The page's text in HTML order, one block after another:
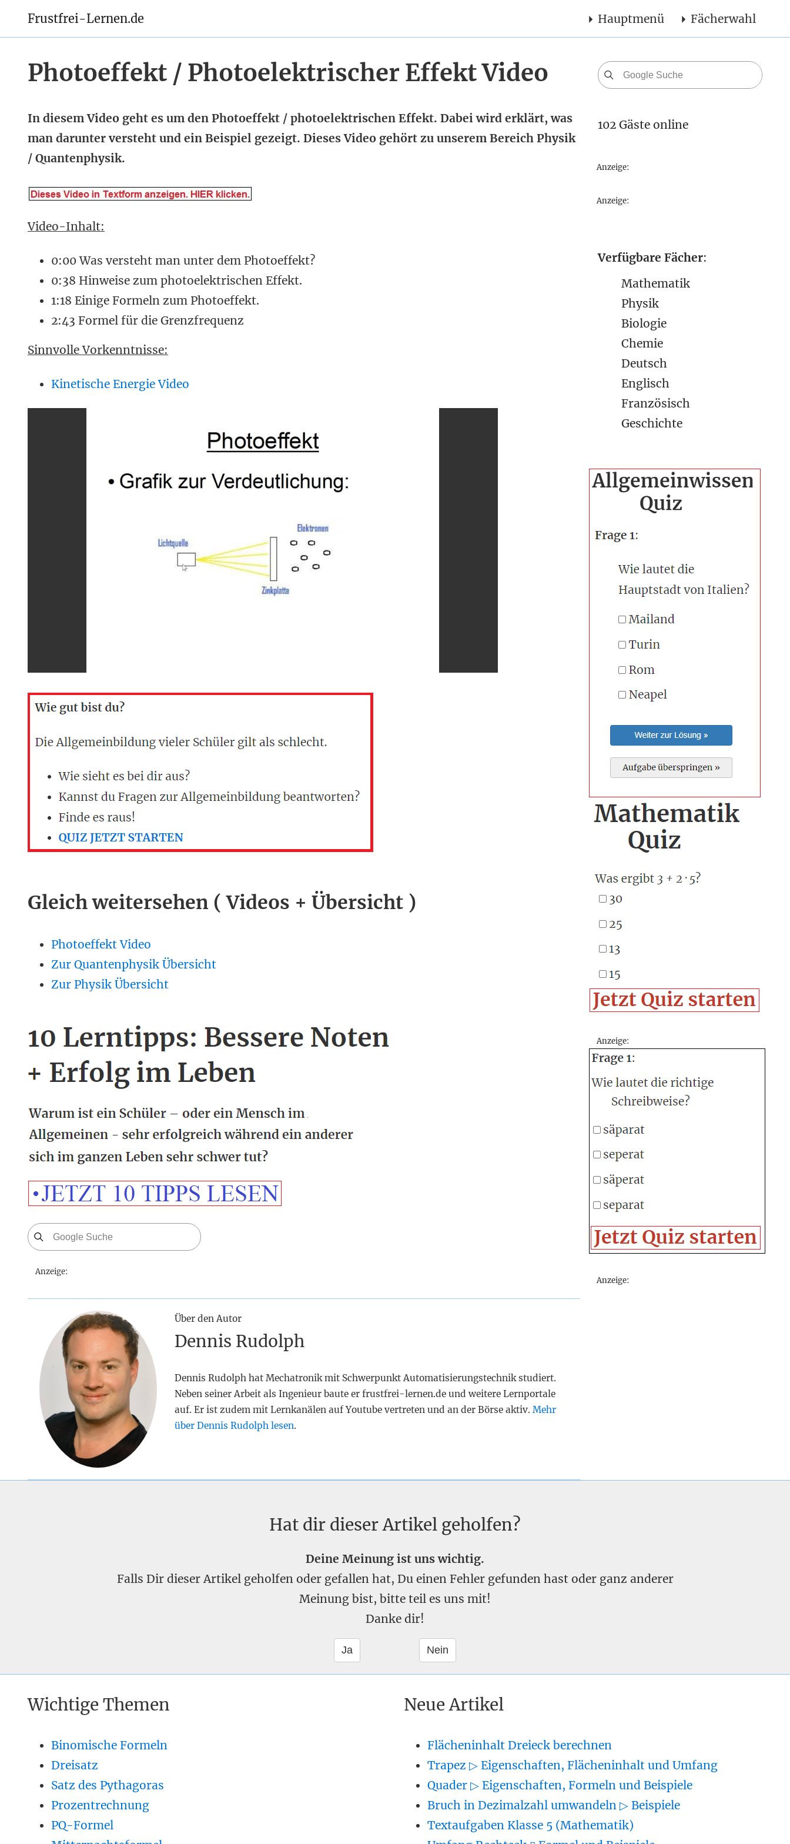
Frustfrei-Lernen.de Hauptmenü Fächerwahl
Photoeffekt / Photoelektrischer Effekt Video
In diesem Video geht es um den Photoeffekt / photoelektrischen Effekt. Dabei wird erklärt, was
man darunter versteht und ein Beispiel gezeigt. Dieses Video gehört zu unserem Bereich Physik
/ Quantenphysik.
Video-Inhalt:
0:00 Was versteht man unter dem Photoeffekt?
0:38 Hinweise zum photoelektrischen Effekt.
1:18 Einige Formeln zum Photoeffekt.
2:43 Formel für die Grenzfrequenz
Sinnvolle Vorkenntnisse:
Kinetische Energie Video
Gleich weitersehen ( Videos + Übersicht )
Photoeffekt Video
Zur Quantenphysik Übersicht
Zur Physik Übersicht
Anzeige:
Über den Autor
Dennis Rudolph
Dennis Rudolph hat Mechatronik mit Schwerpunkt Automatisierungstechnik studiert.
Neben seiner Arbeit als Ingenieur baute er frustfrei-lernen.de und weitere Lernportale
auf. Er ist zudem mit Lernkanälen auf Youtube vertreten und an der Börse aktiv. Mehr
über Dennis Rudolph lesen.
102 Gäste online
Anzeige:
Anzeige:
Verfügbare Fächer:
Mathematik
Physik
Biologie
Chemie
Deutsch
Englisch
Französisch
Geschichte
Anzeige:
Anzeige:
Hat dir dieser Artikel geholfen?
Deine Meinung ist uns wichtig.
Falls Dir dieser Artikel geholfen oder gefallen hat, Du einen Fehler gefunden hast oder ganz anderer
Meinung bist, bitte teil es uns mit!
Danke dir!
Wichtige Themen
Binomische Formeln
Dreisatz
Satz des Pythagoras
Prozentrechnung
PQ-Formel
Neue Artikel
Flächeninhalt Dreieck berechnen
Trapez ▷ Eigenschaften, Flächeninhalt und Umfang
Quader ▷ Eigenschaften, Formeln und Beispiele
Bruch in Dezimalzahl umwandeln ▷ Beispiele
Textaufgaben Klasse 5 (Mathematik)